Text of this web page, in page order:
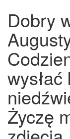
Dobry
Życzę